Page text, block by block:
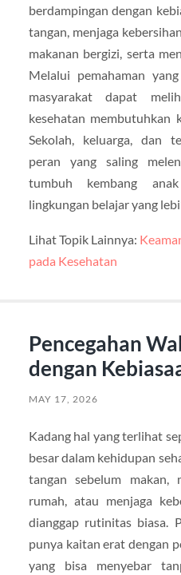
berdampingan dengan
tangan, menjaga
makanan bergizi, serta
Melalui pemahaman
masyarakat dapat
kesehatan membutuhkan
Sekolah, keluarga, dan
peran yang saling
tumbuh kembang
lingkungan belajar yang
Lihat Topik Lainnya:
pada Kesehatan
Pencegahan
dengan
MAY 17, 2026
Kadang hal yang terlihat
besar dalam kehidupan
tangan sebelum makan,
rumah, atau menjaga
dianggap rutinitas biasa.
punya kaitan erat dengan
yang bisa menyebar